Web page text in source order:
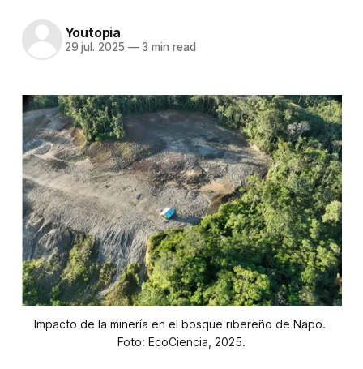
Youtopia
29 jul. 2025 —3 min read
Impacto de la minería en el bosque ribereño de Napo.
Foto: EcoCiencia, 2025.